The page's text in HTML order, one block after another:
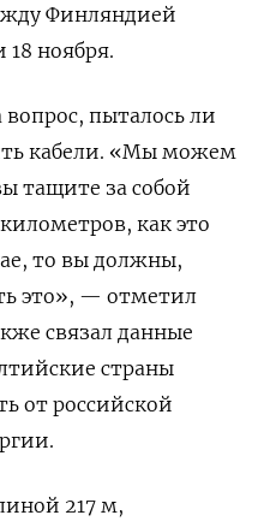
Финляндией
18 ноября.
вопрос, пыталось ли
кабели. «Мы можем
тащите за собой
как это
то вы должны,
это», — отметил
связал данные
страны
от российской
217 м,